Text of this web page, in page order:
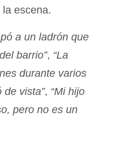
escena.
a un ladrón que
barrio”, “La
durante varios
de vista”, “Mi hijo
pero no es un